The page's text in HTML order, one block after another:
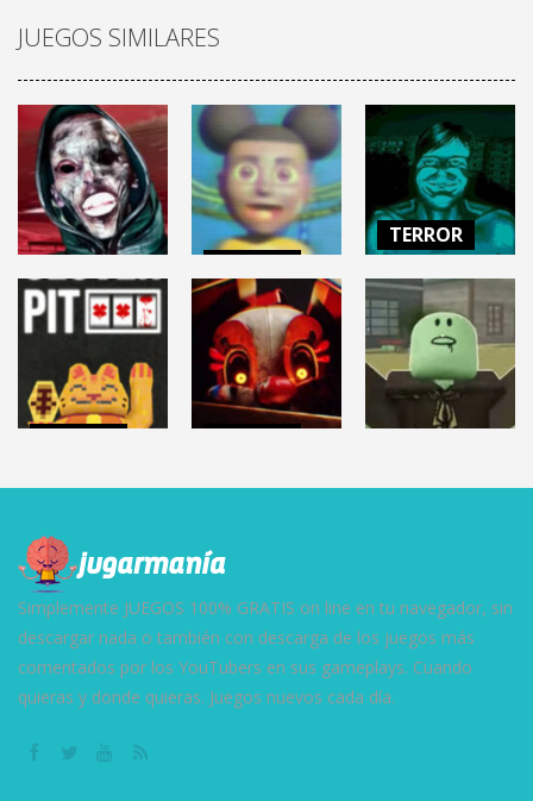
JUEGOS SIMILARES
TERROR
HELLMART
2.87K
AMANDA THE
ADVENTURER 3
3.12K
TERROR
HUMAN
(Demo)
9.61K
8.64K
Simplemente JUEGOS 100% GRATIS on line en tu navegador, sin
descargar nada o también con descarga de los juegos más
comentados por los YouTubers en sus gameplays. Cuando
quieras y donde quieras. Juegos nuevos cada día.